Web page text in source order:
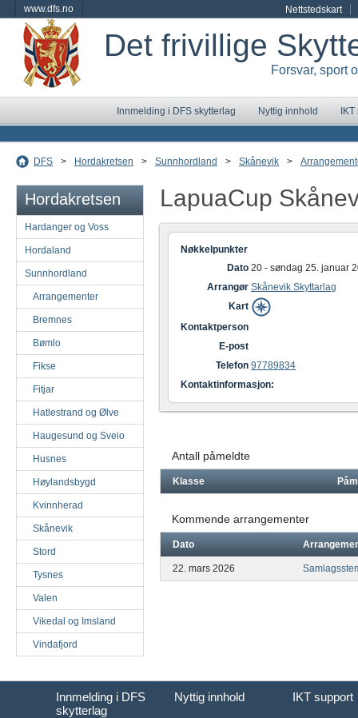
www.dfs.no Nettstedskart
Det frivillige
Forsvar, sport
Innmelding i DFS skytterlag Nyttig innhold
DFS > Hordakretsen > Sunnhordland > Skånevik >
Hordakretsen
Hardanger og Voss
Hordaland
Sunnhordland
Arrangementer
Bremnes
Bømlo
Fikse
Fitjar
Hatlestrand og Ølve
Haugesund og Sveio
Husnes
Høylandsbygd
Kvinnherad
Skånevik
Stord
Tysnes
Valen
Vikedal og Imsland
Vindafjord
LapuaCup
Nøkkelpunkter
Dato 20 - søndag 25. januar
Arrangør Skånevik Skyttarlag
Kart
Kontaktperson
E-post
Telefon 97789834
Kontaktinformasjon:
Antall påmeldte
Klasse
Kommende arrangementer
Dato
22. mars 2026
Innmelding i DFS
skytterlag
Nyttig innhold IKT support